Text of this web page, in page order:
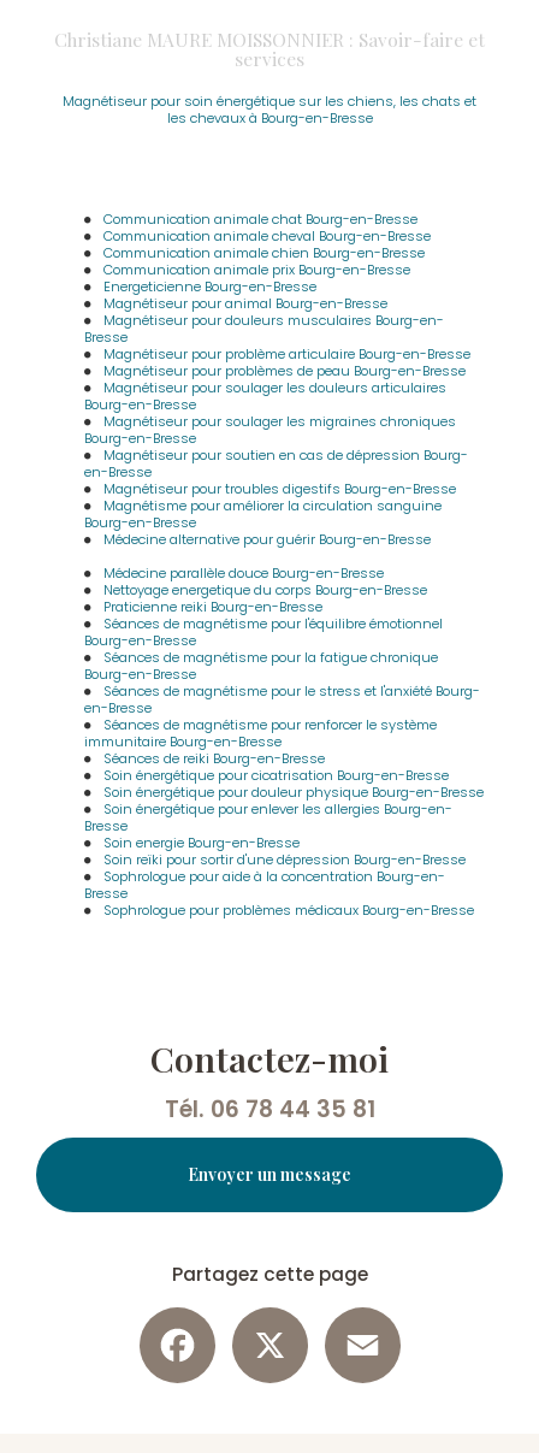
Christiane MAURE MOISSONNIER : Savoir-faire et
services
Magnétiseur pour soin énergétique sur les chiens, les chats et
les chevaux à Bourg-en-Bresse
Communication animale chat Bourg-en-Bresse
Communication animale cheval Bourg-en-Bresse
Communication animale chien Bourg-en-Bresse
Communication animale prix Bourg-en-Bresse
Energeticienne Bourg-en-Bresse
Magnétiseur pour animal Bourg-en-Bresse
Magnétiseur pour douleurs musculaires Bourg-en-
Bresse
Magnétiseur pour problème articulaire Bourg-en-Bresse
Magnétiseur pour problèmes de peau Bourg-en-Bresse
Magnétiseur pour soulager les douleurs articulaires
Bourg-en-Bresse
Magnétiseur pour soulager les migraines chroniques
Bourg-en-Bresse
Magnétiseur pour soutien en cas de dépression Bourg-
en-Bresse
Magnétiseur pour troubles digestifs Bourg-en-Bresse
Magnétisme pour améliorer la circulation sanguine
Bourg-en-Bresse
Médecine alternative pour guérir Bourg-en-Bresse
Médecine parallèle douce Bourg-en-Bresse
Nettoyage energetique du corps Bourg-en-Bresse
Praticienne reiki Bourg-en-Bresse
Séances de magnétisme pour l'équilibre émotionnel
Bourg-en-Bresse
Séances de magnétisme pour la fatigue chronique
Bourg-en-Bresse
Séances de magnétisme pour le stress et l'anxiété Bourg-
en-Bresse
Séances de magnétisme pour renforcer le système
immunitaire Bourg-en-Bresse
Séances de reiki Bourg-en-Bresse
Soin énergétique pour cicatrisation Bourg-en-Bresse
Soin énergétique pour douleur physique Bourg-en-Bresse
Soin énergétique pour enlever les allergies Bourg-en-
Bresse
Soin energie Bourg-en-Bresse
Soin reïki pour sortir d'une dépression Bourg-en-Bresse
Sophrologue pour aide à la concentration Bourg-en-
Bresse
Sophrologue pour problèmes médicaux Bourg-en-Bresse
Contactez-moi
Tél. 06 78 44 35 81
Envoyer un message
Partagez cette page
Facebook